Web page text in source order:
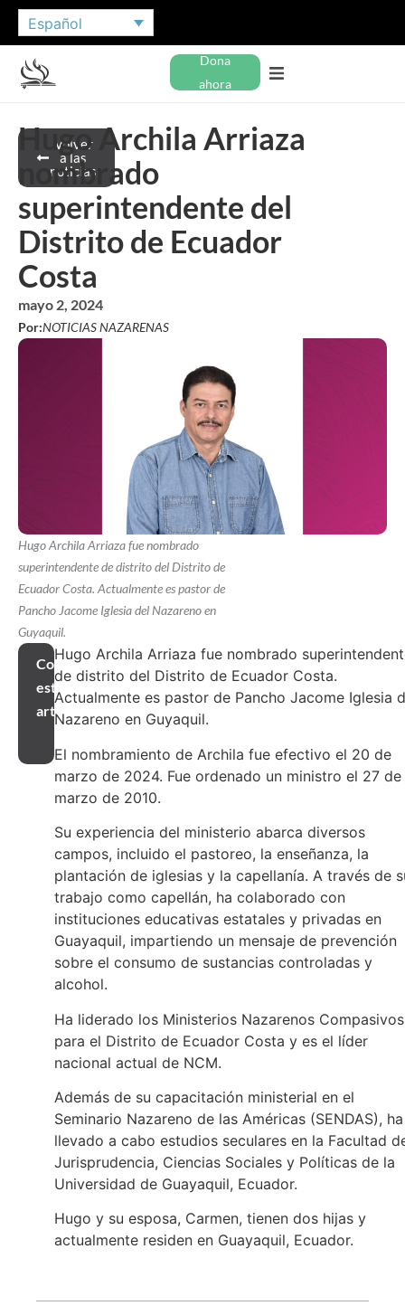
Español
Dona
ahora
Volver
a las
noticias
Hugo Archila Arriaza
nombrado
superintendente del
Distrito de Ecuador
Costa
mayo 2, 2024
Por:NOTICIAS NAZARENAS
Hugo Archila Arriaza fue nombrado
superintendente de distrito del Distrito de
Ecuador Costa. Actualmente es pastor de
Pancho Jacome Iglesia del Nazareno en
Guyaquil.
Compartir
este
artículo
Hugo Archila Arriaza fue nombrado
de distrito del Distrito de Ecuador Costa.
Actualmente es pastor de Pancho Jacome Iglesia
Nazareno en Guyaquil.
El nombramiento de Archila fue efectivo el 20 de
marzo de 2024. Fue ordenado un ministro el 27 de
marzo de 2010.
Su experiencia del ministerio abarca diversos
campos, incluido el pastoreo, la enseñanza, la
plantación de iglesias y la capellanía. A través de
trabajo como capellán, ha colaborado con
instituciones educativas estatales y privadas en
Guayaquil, impartiendo un mensaje de prevención
sobre el consumo de sustancias controladas y
alcohol.
Ha liderado los Ministerios Nazarenos Compasivos
para el Distrito de Ecuador Costa y es el líder
nacional actual de NCM.
Además de su capacitación ministerial en el
Seminario Nazareno de las Américas (SENDAS), ha
llevado a cabo estudios seculares en la Facultad
Jurisprudencia, Ciencias Sociales y Políticas de la
Universidad de Guayaquil, Ecuador.
Hugo y su esposa, Carmen, tienen dos hijas y
actualmente residen en Guayaquil, Ecuador.